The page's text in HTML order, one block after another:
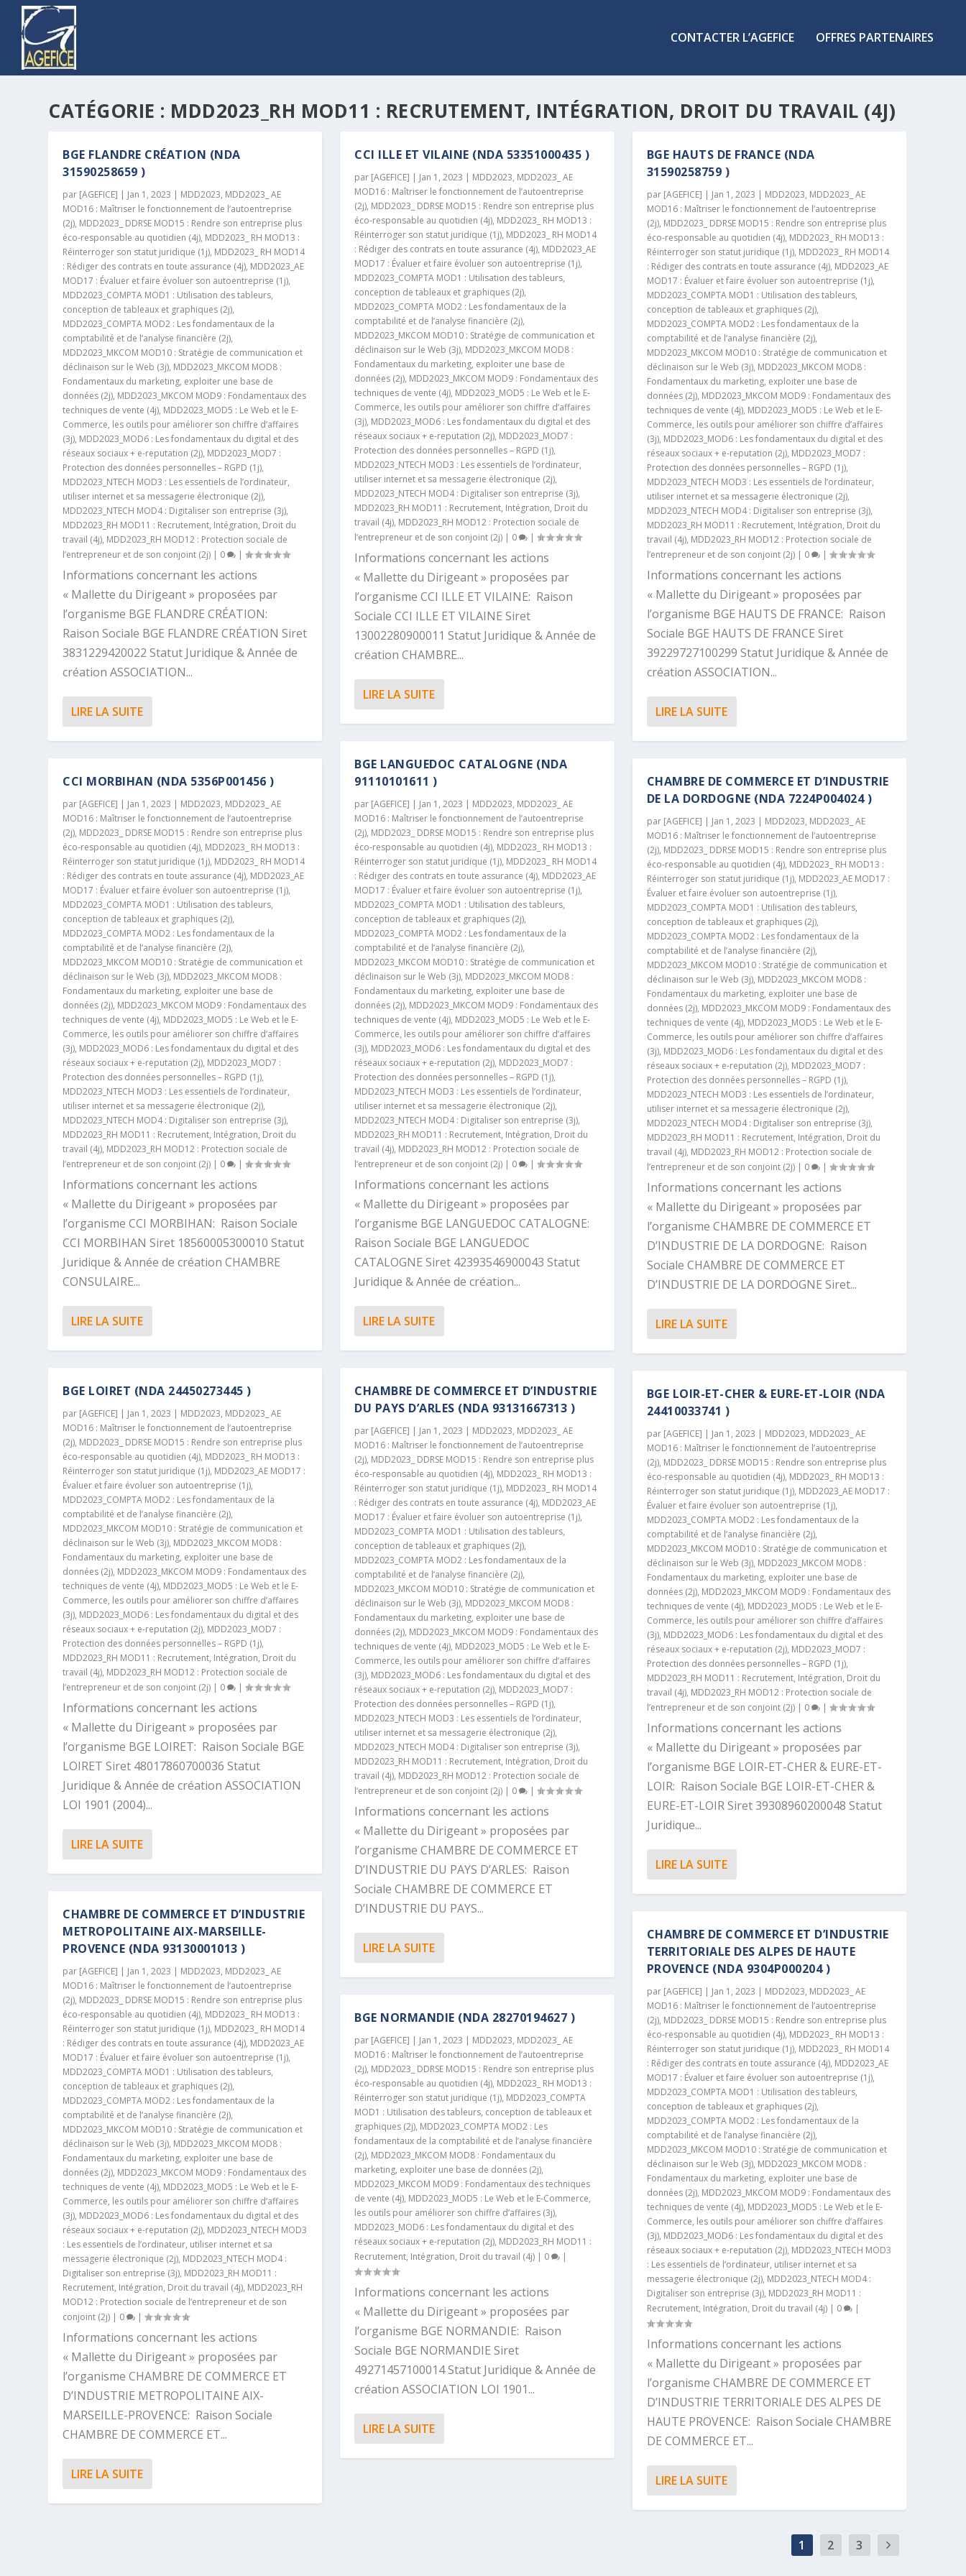
CONTACTER L’AGEFICE OFFRES PARTENAIRES
CATÉGORIE : MDD2023_RH MOD11 : RECRUTEMENT, INTÉGRATION, DROIT DU TRAVAIL (4J)
BGE FLANDRE CRÉATION (NDA
31590258659 )
par [AGEFICE] | Jan 1, 2023 | MDD2023, MDD2023_ AE
MOD16 : Maîtriser le fonctionnement de l’autoentreprise
(2j), MDD2023_ DDRSE MOD15 : Rendre son entreprise plus
éco-responsable au quotidien (4j), MDD2023_ RH MOD13 :
Réinterroger son statut juridique (1j), MDD2023_ RH MOD14
: Rédiger des contrats en toute assurance (4j), MDD2023_AE
MOD17 : Évaluer et faire évoluer son autoentreprise (1j),
MDD2023_COMPTA MOD1 : Utilisation des tableurs,
conception de tableaux et graphiques (2j),
MDD2023_COMPTA MOD2 : Les fondamentaux de la
comptabilité et de l’analyse financière (2j),
MDD2023_MKCOM MOD10 : Stratégie de communication et
déclinaison sur le Web (3j), MDD2023_MKCOM MOD8 :
Fondamentaux du marketing, exploiter une base de
données (2j), MDD2023_MKCOM MOD9 : Fondamentaux des
techniques de vente (4j), MDD2023_MOD5 : Le Web et le E-
Commerce, les outils pour améliorer son chiffre d’affaires
(3j), MDD2023_MOD6 : Les fondamentaux du digital et des
réseaux sociaux + e-reputation (2j), MDD2023_MOD7 :
Protection des données personnelles – RGPD (1j),
MDD2023_NTECH MOD3 : Les essentiels de l’ordinateur,
utiliser internet et sa messagerie électronique (2j),
MDD2023_NTECH MOD4 : Digitaliser son entreprise (3j),
MDD2023_RH MOD11 : Recrutement, Intégration, Droit du
travail (4j), MDD2023_RH MOD12 : Protection sociale de
l’entrepreneur et de son conjoint (2j) | 0 |
Informations concernant les actions
« Mallette du Dirigeant » proposées par
l’organisme BGE FLANDRE CRÉATION:
Raison Sociale BGE FLANDRE CRÉATION Siret
3831229420022 Statut Juridique & Année de
création ASSOCIATION...
LIRE LA SUITE
CCI MORBIHAN (NDA 5356P001456 )
par [AGEFICE] | Jan 1, 2023 | MDD2023, MDD2023_ AE
MOD16 : Maîtriser le fonctionnement de l’autoentreprise
(2j), MDD2023_ DDRSE MOD15 : Rendre son entreprise plus
éco-responsable au quotidien (4j), MDD2023_ RH MOD13 :
Réinterroger son statut juridique (1j), MDD2023_ RH MOD14
: Rédiger des contrats en toute assurance (4j), MDD2023_AE
MOD17 : Évaluer et faire évoluer son autoentreprise (1j),
MDD2023_COMPTA MOD1 : Utilisation des tableurs,
conception de tableaux et graphiques (2j),
MDD2023_COMPTA MOD2 : Les fondamentaux de la
comptabilité et de l’analyse financière (2j),
MDD2023_MKCOM MOD10 : Stratégie de communication et
déclinaison sur le Web (3j), MDD2023_MKCOM MOD8 :
Fondamentaux du marketing, exploiter une base de
données (2j), MDD2023_MKCOM MOD9 : Fondamentaux des
techniques de vente (4j), MDD2023_MOD5 : Le Web et le E-
Commerce, les outils pour améliorer son chiffre d’affaires
(3j), MDD2023_MOD6 : Les fondamentaux du digital et des
réseaux sociaux + e-reputation (2j), MDD2023_MOD7 :
Protection des données personnelles – RGPD (1j),
MDD2023_NTECH MOD3 : Les essentiels de l’ordinateur,
utiliser internet et sa messagerie électronique (2j),
MDD2023_NTECH MOD4 : Digitaliser son entreprise (3j),
MDD2023_RH MOD11 : Recrutement, Intégration, Droit du
travail (4j), MDD2023_RH MOD12 : Protection sociale de
l’entrepreneur et de son conjoint (2j) | 0 |
Informations concernant les actions
« Mallette du Dirigeant » proposées par
l’organisme CCI MORBIHAN: Raison Sociale
CCI MORBIHAN Siret 18560005300010 Statut
Juridique & Année de création CHAMBRE
CONSULAIRE...
LIRE LA SUITE
BGE LOIRET (NDA 24450273445 )
par [AGEFICE] | Jan 1, 2023 | MDD2023, MDD2023_ AE
MOD16 : Maîtriser le fonctionnement de l’autoentreprise
(2j), MDD2023_ DDRSE MOD15 : Rendre son entreprise plus
éco-responsable au quotidien (4j), MDD2023_ RH MOD13 :
Réinterroger son statut juridique (1j), MDD2023_AE MOD17 :
Évaluer et faire évoluer son autoentreprise (1j),
MDD2023_COMPTA MOD2 : Les fondamentaux de la
comptabilité et de l’analyse financière (2j),
MDD2023_MKCOM MOD10 : Stratégie de communication et
déclinaison sur le Web (3j), MDD2023_MKCOM MOD8 :
Fondamentaux du marketing, exploiter une base de
données (2j), MDD2023_MKCOM MOD9 : Fondamentaux des
techniques de vente (4j), MDD2023_MOD5 : Le Web et le E-
Commerce, les outils pour améliorer son chiffre d’affaires
(3j), MDD2023_MOD6 : Les fondamentaux du digital et des
réseaux sociaux + e-reputation (2j), MDD2023_MOD7 :
Protection des données personnelles – RGPD (1j),
MDD2023_RH MOD11 : Recrutement, Intégration, Droit du
travail (4j), MDD2023_RH MOD12 : Protection sociale de
l’entrepreneur et de son conjoint (2j) | 0 |
Informations concernant les actions
« Mallette du Dirigeant » proposées par
l’organisme BGE LOIRET: Raison Sociale BGE
LOIRET Siret 48017860700036 Statut
Juridique & Année de création ASSOCIATION
LOI 1901 (2004)...
LIRE LA SUITE
CHAMBRE DE COMMERCE ET D’INDUSTRIE
METROPOLITAINE AIX-MARSEILLE-
PROVENCE (NDA 93130001013 )
par [AGEFICE] | Jan 1, 2023 | MDD2023, MDD2023_ AE
MOD16 : Maîtriser le fonctionnement de l’autoentreprise
(2j), MDD2023_ DDRSE MOD15 : Rendre son entreprise plus
éco-responsable au quotidien (4j), MDD2023_ RH MOD13 :
Réinterroger son statut juridique (1j), MDD2023_ RH MOD14
: Rédiger des contrats en toute assurance (4j), MDD2023_AE
MOD17 : Évaluer et faire évoluer son autoentreprise (1j),
MDD2023_COMPTA MOD1 : Utilisation des tableurs,
conception de tableaux et graphiques (2j),
MDD2023_COMPTA MOD2 : Les fondamentaux de la
comptabilité et de l’analyse financière (2j),
MDD2023_MKCOM MOD10 : Stratégie de communication et
déclinaison sur le Web (3j), MDD2023_MKCOM MOD8 :
Fondamentaux du marketing, exploiter une base de
données (2j), MDD2023_MKCOM MOD9 : Fondamentaux des
techniques de vente (4j), MDD2023_MOD5 : Le Web et le E-
Commerce, les outils pour améliorer son chiffre d’affaires
(3j), MDD2023_MOD6 : Les fondamentaux du digital et des
réseaux sociaux + e-reputation (2j), MDD2023_NTECH MOD3
: Les essentiels de l’ordinateur, utiliser internet et sa
messagerie électronique (2j), MDD2023_NTECH MOD4 :
Digitaliser son entreprise (3j), MDD2023_RH MOD11 :
Recrutement, Intégration, Droit du travail (4j), MDD2023_RH
MOD12 : Protection sociale de l’entrepreneur et de son
conjoint (2j) | 0 |
Informations concernant les actions
« Mallette du Dirigeant » proposées par
l’organisme CHAMBRE DE COMMERCE ET
D’INDUSTRIE METROPOLITAINE AIX-
MARSEILLE-PROVENCE: Raison Sociale
CHAMBRE DE COMMERCE ET...
LIRE LA SUITE
CCI ILLE ET VILAINE (NDA 53351000435 )
par [AGEFICE] | Jan 1, 2023 | MDD2023, MDD2023_ AE
MOD16 : Maîtriser le fonctionnement de l’autoentreprise
(2j), MDD2023_ DDRSE MOD15 : Rendre son entreprise plus
éco-responsable au quotidien (4j), MDD2023_ RH MOD13 :
Réinterroger son statut juridique (1j), MDD2023_ RH MOD14
: Rédiger des contrats en toute assurance (4j), MDD2023_AE
MOD17 : Évaluer et faire évoluer son autoentreprise (1j),
MDD2023_COMPTA MOD1 : Utilisation des tableurs,
conception de tableaux et graphiques (2j),
MDD2023_COMPTA MOD2 : Les fondamentaux de la
comptabilité et de l’analyse financière (2j),
MDD2023_MKCOM MOD10 : Stratégie de communication et
déclinaison sur le Web (3j), MDD2023_MKCOM MOD8 :
Fondamentaux du marketing, exploiter une base de
données (2j), MDD2023_MKCOM MOD9 : Fondamentaux des
techniques de vente (4j), MDD2023_MOD5 : Le Web et le E-
Commerce, les outils pour améliorer son chiffre d’affaires
(3j), MDD2023_MOD6 : Les fondamentaux du digital et des
réseaux sociaux + e-reputation (2j), MDD2023_MOD7 :
Protection des données personnelles – RGPD (1j),
MDD2023_NTECH MOD3 : Les essentiels de l’ordinateur,
utiliser internet et sa messagerie électronique (2j),
MDD2023_NTECH MOD4 : Digitaliser son entreprise (3j),
MDD2023_RH MOD11 : Recrutement, Intégration, Droit du
travail (4j), MDD2023_RH MOD12 : Protection sociale de
l’entrepreneur et de son conjoint (2j) | 0 |
Informations concernant les actions
« Mallette du Dirigeant » proposées par
l’organisme CCI ILLE ET VILAINE: Raison
Sociale CCI ILLE ET VILAINE Siret
13002280900011 Statut Juridique & Année de
création CHAMBRE...
LIRE LA SUITE
BGE LANGUEDOC CATALOGNE (NDA
91110101611 )
par [AGEFICE] | Jan 1, 2023 | MDD2023, MDD2023_ AE
MOD16 : Maîtriser le fonctionnement de l’autoentreprise
(2j), MDD2023_ DDRSE MOD15 : Rendre son entreprise plus
éco-responsable au quotidien (4j), MDD2023_ RH MOD13 :
Réinterroger son statut juridique (1j), MDD2023_ RH MOD14
: Rédiger des contrats en toute assurance (4j), MDD2023_AE
MOD17 : Évaluer et faire évoluer son autoentreprise (1j),
MDD2023_COMPTA MOD1 : Utilisation des tableurs,
conception de tableaux et graphiques (2j),
MDD2023_COMPTA MOD2 : Les fondamentaux de la
comptabilité et de l’analyse financière (2j),
MDD2023_MKCOM MOD10 : Stratégie de communication et
déclinaison sur le Web (3j), MDD2023_MKCOM MOD8 :
Fondamentaux du marketing, exploiter une base de
données (2j), MDD2023_MKCOM MOD9 : Fondamentaux des
techniques de vente (4j), MDD2023_MOD5 : Le Web et le E-
Commerce, les outils pour améliorer son chiffre d’affaires
(3j), MDD2023_MOD6 : Les fondamentaux du digital et des
réseaux sociaux + e-reputation (2j), MDD2023_MOD7 :
Protection des données personnelles – RGPD (1j),
MDD2023_NTECH MOD3 : Les essentiels de l’ordinateur,
utiliser internet et sa messagerie électronique (2j),
MDD2023_NTECH MOD4 : Digitaliser son entreprise (3j),
MDD2023_RH MOD11 : Recrutement, Intégration, Droit du
travail (4j), MDD2023_RH MOD12 : Protection sociale de
l’entrepreneur et de son conjoint (2j) | 0 |
Informations concernant les actions
« Mallette du Dirigeant » proposées par
l’organisme BGE LANGUEDOC CATALOGNE:
Raison Sociale BGE LANGUEDOC
CATALOGNE Siret 42393546900043 Statut
Juridique & Année de création...
LIRE LA SUITE
CHAMBRE DE COMMERCE ET D’INDUSTRIE
DU PAYS D’ARLES (NDA 93131667313 )
par [AGEFICE] | Jan 1, 2023 | MDD2023, MDD2023_ AE
MOD16 : Maîtriser le fonctionnement de l’autoentreprise
(2j), MDD2023_ DDRSE MOD15 : Rendre son entreprise plus
éco-responsable au quotidien (4j), MDD2023_ RH MOD13 :
Réinterroger son statut juridique (1j), MDD2023_ RH MOD14
: Rédiger des contrats en toute assurance (4j), MDD2023_AE
MOD17 : Évaluer et faire évoluer son autoentreprise (1j),
MDD2023_COMPTA MOD1 : Utilisation des tableurs,
conception de tableaux et graphiques (2j),
MDD2023_COMPTA MOD2 : Les fondamentaux de la
comptabilité et de l’analyse financière (2j),
MDD2023_MKCOM MOD10 : Stratégie de communication et
déclinaison sur le Web (3j), MDD2023_MKCOM MOD8 :
Fondamentaux du marketing, exploiter une base de
données (2j), MDD2023_MKCOM MOD9 : Fondamentaux des
techniques de vente (4j), MDD2023_MOD5 : Le Web et le E-
Commerce, les outils pour améliorer son chiffre d’affaires
(3j), MDD2023_MOD6 : Les fondamentaux du digital et des
réseaux sociaux + e-reputation (2j), MDD2023_MOD7 :
Protection des données personnelles – RGPD (1j),
MDD2023_NTECH MOD3 : Les essentiels de l’ordinateur,
utiliser internet et sa messagerie électronique (2j),
MDD2023_NTECH MOD4 : Digitaliser son entreprise (3j),
MDD2023_RH MOD11 : Recrutement, Intégration, Droit du
travail (4j), MDD2023_RH MOD12 : Protection sociale de
l’entrepreneur et de son conjoint (2j) | 0 |
Informations concernant les actions
« Mallette du Dirigeant » proposées par
l’organisme CHAMBRE DE COMMERCE ET
D’INDUSTRIE DU PAYS D’ARLES: Raison
Sociale CHAMBRE DE COMMERCE ET
D’INDUSTRIE DU PAYS...
LIRE LA SUITE
BGE NORMANDIE (NDA 28270194627 )
par [AGEFICE] | Jan 1, 2023 | MDD2023, MDD2023_ AE
MOD16 : Maîtriser le fonctionnement de l’autoentreprise
(2j), MDD2023_ DDRSE MOD15 : Rendre son entreprise plus
éco-responsable au quotidien (4j), MDD2023_ RH MOD13 :
Réinterroger son statut juridique (1j), MDD2023_COMPTA
MOD1 : Utilisation des tableurs, conception de tableaux et
graphiques (2j), MDD2023_COMPTA MOD2 : Les
fondamentaux de la comptabilité et de l’analyse financière
(2j), MDD2023_MKCOM MOD8 : Fondamentaux du
marketing, exploiter une base de données (2j),
MDD2023_MKCOM MOD9 : Fondamentaux des techniques
de vente (4j), MDD2023_MOD5 : Le Web et le E-Commerce,
les outils pour améliorer son chiffre d’affaires (3j),
MDD2023_MOD6 : Les fondamentaux du digital et des
réseaux sociaux + e-reputation (2j), MDD2023_RH MOD11 :
Recrutement, Intégration, Droit du travail (4j) | 0 |
Informations concernant les actions
« Mallette du Dirigeant » proposées par
l’organisme BGE NORMANDIE: Raison
Sociale BGE NORMANDIE Siret
49271457100014 Statut Juridique & Année de
création ASSOCIATION LOI 1901...
LIRE LA SUITE
BGE HAUTS DE FRANCE (NDA
31590258759 )
par [AGEFICE] | Jan 1, 2023 | MDD2023, MDD2023_ AE
MOD16 : Maîtriser le fonctionnement de l’autoentreprise
(2j), MDD2023_ DDRSE MOD15 : Rendre son entreprise plus
éco-responsable au quotidien (4j), MDD2023_ RH MOD13 :
Réinterroger son statut juridique (1j), MDD2023_ RH MOD14
: Rédiger des contrats en toute assurance (4j), MDD2023_AE
MOD17 : Évaluer et faire évoluer son autoentreprise (1j),
MDD2023_COMPTA MOD1 : Utilisation des tableurs,
conception de tableaux et graphiques (2j),
MDD2023_COMPTA MOD2 : Les fondamentaux de la
comptabilité et de l’analyse financière (2j),
MDD2023_MKCOM MOD10 : Stratégie de communication et
déclinaison sur le Web (3j), MDD2023_MKCOM MOD8 :
Fondamentaux du marketing, exploiter une base de
données (2j), MDD2023_MKCOM MOD9 : Fondamentaux des
techniques de vente (4j), MDD2023_MOD5 : Le Web et le E-
Commerce, les outils pour améliorer son chiffre d’affaires
(3j), MDD2023_MOD6 : Les fondamentaux du digital et des
réseaux sociaux + e-reputation (2j), MDD2023_MOD7 :
Protection des données personnelles – RGPD (1j),
MDD2023_NTECH MOD3 : Les essentiels de l’ordinateur,
utiliser internet et sa messagerie électronique (2j),
MDD2023_NTECH MOD4 : Digitaliser son entreprise (3j),
MDD2023_RH MOD11 : Recrutement, Intégration, Droit du
travail (4j), MDD2023_RH MOD12 : Protection sociale de
l’entrepreneur et de son conjoint (2j)| 0 |
Informations concernant les actions
« Mallette du Dirigeant » proposées par
l’organisme BGE HAUTS DE FRANCE: Raison
Sociale BGE HAUTS DE FRANCE Siret
39229727100299 Statut Juridique & Année de
création ASSOCIATION...
LIRE LA SUITE
CHAMBRE DE COMMERCE ET D’INDUSTRIE
DE LA DORDOGNE (NDA 7224P004024 )
par [AGEFICE] | Jan 1, 2023 | MDD2023, MDD2023_ AE
MOD16 : Maîtriser le fonctionnement de l’autoentreprise
(2j), MDD2023_ DDRSE MOD15 : Rendre son entreprise plus
éco-responsable au quotidien (4j), MDD2023_ RH MOD13 :
Réinterroger son statut juridique (1j), MDD2023_AE MOD17 :
Évaluer et faire évoluer son autoentreprise (1j),
MDD2023_COMPTA MOD1 : Utilisation des tableurs,
conception de tableaux et graphiques (2j),
MDD2023_COMPTA MOD2 : Les fondamentaux de la
comptabilité et de l’analyse financière (2j),
MDD2023_MKCOM MOD10 : Stratégie de communication et
déclinaison sur le Web (3j), MDD2023_MKCOM MOD8 :
Fondamentaux du marketing, exploiter une base de
données (2j), MDD2023_MKCOM MOD9 : Fondamentaux des
techniques de vente (4j), MDD2023_MOD5 : Le Web et le E-
Commerce, les outils pour améliorer son chiffre d’affaires
(3j), MDD2023_MOD6 : Les fondamentaux du digital et des
réseaux sociaux + e-reputation (2j), MDD2023_MOD7 :
Protection des données personnelles – RGPD (1j),
MDD2023_NTECH MOD3 : Les essentiels de l’ordinateur,
utiliser internet et sa messagerie électronique (2j),
MDD2023_NTECH MOD4 : Digitaliser son entreprise (3j),
MDD2023_RH MOD11 : Recrutement, Intégration, Droit du
travail (4j), MDD2023_RH MOD12 : Protection sociale de
l’entrepreneur et de son conjoint (2j)| 0 |
Informations concernant les actions
« Mallette du Dirigeant » proposées par
l’organisme CHAMBRE DE COMMERCE ET
D’INDUSTRIE DE LA DORDOGNE: Raison
Sociale CHAMBRE DE COMMERCE ET
D’INDUSTRIE DE LA DORDOGNE Siret...
LIRE LA SUITE
BGE LOIR-ET-CHER & EURE-ET-LOIR (NDA
24410033741 )
par [AGEFICE] | Jan 1, 2023 | MDD2023, MDD2023_ AE
MOD16 : Maîtriser le fonctionnement de l’autoentreprise
(2j), MDD2023_ DDRSE MOD15 : Rendre son entreprise plus
éco-responsable au quotidien (4j), MDD2023_ RH MOD13 :
Réinterroger son statut juridique (1j), MDD2023_AE MOD17 :
Évaluer et faire évoluer son autoentreprise (1j),
MDD2023_COMPTA MOD2 : Les fondamentaux de la
comptabilité et de l’analyse financière (2j),
MDD2023_MKCOM MOD10 : Stratégie de communication et
déclinaison sur le Web (3j), MDD2023_MKCOM MOD8 :
Fondamentaux du marketing, exploiter une base de
données (2j), MDD2023_MKCOM MOD9 : Fondamentaux des
techniques de vente (4j), MDD2023_MOD5 : Le Web et le E-
Commerce, les outils pour améliorer son chiffre d’affaires
(3j), MDD2023_MOD6 : Les fondamentaux du digital et des
réseaux sociaux + e-reputation (2j), MDD2023_MOD7 :
Protection des données personnelles – RGPD (1j),
MDD2023_RH MOD11 : Recrutement, Intégration, Droit du
travail (4j), MDD2023_RH MOD12 : Protection sociale de
l’entrepreneur et de son conjoint (2j)| 0 |
Informations concernant les actions
« Mallette du Dirigeant » proposées par
l’organisme BGE LOIR-ET-CHER & EURE-ET-
LOIR: Raison Sociale BGE LOIR-ET-CHER &
EURE-ET-LOIR Siret 39308960200048 Statut
Juridique...
LIRE LA SUITE
CHAMBRE DE COMMERCE ET D’INDUSTRIE
TERRITORIALE DES ALPES DE HAUTE
PROVENCE (NDA 9304P000204 )
par [AGEFICE] | Jan 1, 2023 | MDD2023, MDD2023_ AE
MOD16 : Maîtriser le fonctionnement de l’autoentreprise
(2j), MDD2023_ DDRSE MOD15 : Rendre son entreprise plus
éco-responsable au quotidien (4j), MDD2023_ RH MOD13 :
Réinterroger son statut juridique (1j), MDD2023_ RH MOD14
: Rédiger des contrats en toute assurance (4j), MDD2023_AE
MOD17 : Évaluer et faire évoluer son autoentreprise (1j),
MDD2023_COMPTA MOD1 : Utilisation des tableurs,
conception de tableaux et graphiques (2j),
MDD2023_COMPTA MOD2 : Les fondamentaux de la
comptabilité et de l’analyse financière (2j),
MDD2023_MKCOM MOD10 : Stratégie de communication et
déclinaison sur le Web (3j), MDD2023_MKCOM MOD8 :
Fondamentaux du marketing, exploiter une base de
données (2j), MDD2023_MKCOM MOD9 : Fondamentaux des
techniques de vente (4j), MDD2023_MOD5 : Le Web et le E-
Commerce, les outils pour améliorer son chiffre d’affaires
(3j), MDD2023_MOD6 : Les fondamentaux du digital et des
réseaux sociaux + e-reputation (2j), MDD2023_NTECH MOD3
: Les essentiels de l’ordinateur, utiliser internet et sa
messagerie électronique (2j), MDD2023_NTECH MOD4 :
Digitaliser son entreprise (3j), MDD2023_RH MOD11 :
Recrutement, Intégration, Droit du travail (4j)| 0 |
Informations concernant les actions
« Mallette du Dirigeant » proposées par
l’organisme CHAMBRE DE COMMERCE ET
D’INDUSTRIE TERRITORIALE DES ALPES DE
HAUTE PROVENCE: Raison Sociale CHAMBRE
DE COMMERCE ET...
LIRE LA SUITE
1 2 3